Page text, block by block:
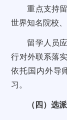
重点支持
世界知名院校
留学人员
行对外联系落
依托国内外导
习。
（四）选